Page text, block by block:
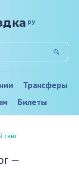
ру
Трансферы
Билеты
сайт
—